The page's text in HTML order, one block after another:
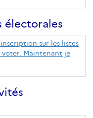
électorales
sur les listes
voter. Maintenant je